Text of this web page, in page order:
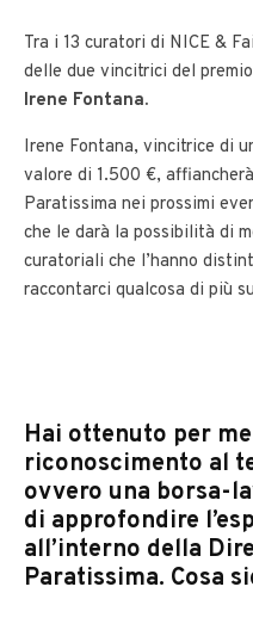
Tra i 13 curatori di NICE &
delle due vincitrici del premio
Irene Fontana.
Irene Fontana, vincitrice di
valore di 1.500 €,
Paratissima nei prossimi
che le darà la possibilità di
curatoriali che l’hanno
raccontarci qualcosa di più
Hai ottenuto per
riconoscimento al
ovvero una borsa-
di approfondire
all’interno della
Paratissima. Cosa